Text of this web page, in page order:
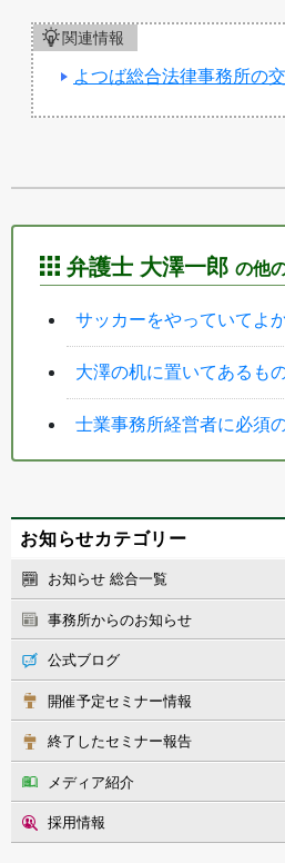
関連情報
よつば総合法律事務所の
弁護士 大澤一郎 の他
サッカーをやっていてよ
大澤の机に置いてあるも
士業事務所経営者に必須
お知らせカテゴリー
お知らせ 総合一覧
事務所からのお知らせ
公式ブログ
開催予定セミナー情報
終了したセミナー報告
メディア紹介
採用情報